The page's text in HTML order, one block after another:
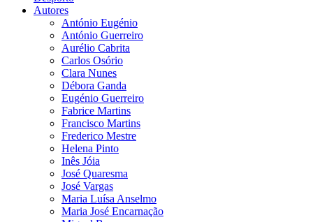
Autores
António Eugénio
António Guerreiro
Aurélio Cabrita
Carlos Osório
Clara Nunes
Débora Ganda
Eugénio Guerreiro
Fabrice Martins
Francisco Martins
Frederico Mestre
Helena Pinto
Inês Jóia
José Quaresma
José Vargas
Maria Luísa Anselmo
Maria José Encarnação